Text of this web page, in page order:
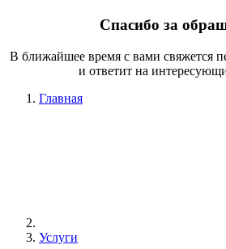
Спасибо за
В ближайшее время с вами свяжется
и ответит на
Главная
Услуги